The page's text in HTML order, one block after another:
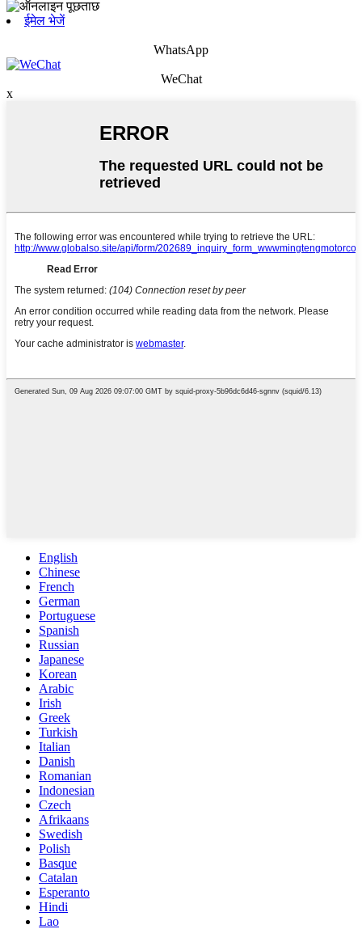
ईमेल भेजें
WhatsApp
WeChat
x
English
Chinese
French
German
Portuguese
Spanish
Russian
Japanese
Korean
Arabic
Irish
Greek
Turkish
Italian
Danish
Romanian
Indonesian
Czech
Afrikaans
Swedish
Polish
Basque
Catalan
Esperanto
Hindi
Lao